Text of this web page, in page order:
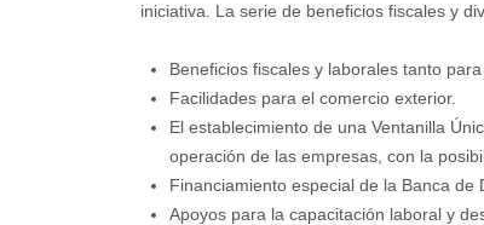
iniciativa. La serie de beneficios fiscales y
Beneficios fiscales y laborales tanto
Facilidades para el comercio exterior.
El establecimiento de una Ventanilla
operación de las empresas, con la
Financiamiento especial de la Banca de
Apoyos para la capacitación laboral y